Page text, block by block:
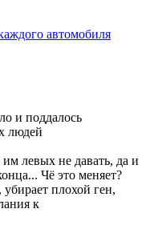
автомобиля
и поддалось
людей
им левых не давать, да и
Чё это меняет?
плохой ген,
к